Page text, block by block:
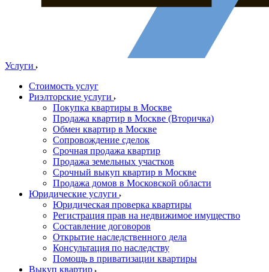
Услуги
Стоимость услуг
Риэлторские услуги
Покупка квартиры в Москве
Продажа квартир в Москве (Вторичка)
Обмен квартир в Москве
Сопровождение сделок
Срочная продажа квартир
Продажа земельных участков
Срочный выкуп квартир в Москве
Продажа домов в Московской области
Юридические услуги
Юридическая проверка квартиры
Регистрация прав на недвижимое имущество
Составление договоров
Открытие наследственного дела
Консультация по наследству
Помощь в приватизации квартиры
Выкуп квартир